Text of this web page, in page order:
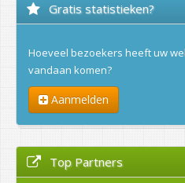
Gratis statistieken?
Hoeveel bezoekers heeft uw
vandaan komen?
Aanmelden
Top Partners